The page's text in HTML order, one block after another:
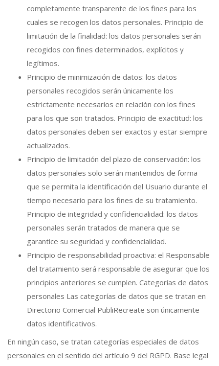
completamente transparente de los fines para los
cuales se recogen los datos personales. Principio de
limitación de la finalidad: los datos personales serán
recogidos con fines determinados, explícitos y
legítimos.
Principio de minimización de datos: los datos
personales recogidos serán únicamente los
estrictamente necesarios en relación con los fines
para los que son tratados. Principio de exactitud: los
datos personales deben ser exactos y estar siempre
actualizados.
Principio de limitación del plazo de conservación: los
datos personales solo serán mantenidos de forma
que se permita la identificación del Usuario durante el
tiempo necesario para los fines de su tratamiento.
Principio de integridad y confidencialidad: los datos
personales serán tratados de manera que se
garantice su seguridad y confidencialidad.
Principio de responsabilidad proactiva: el Responsable
del tratamiento será responsable de asegurar que los
principios anteriores se cumplen. Categorías de datos
personales Las categorías de datos que se tratan en
Directorio Comercial PubliRecreate son únicamente
datos identificativos.
En ningún caso, se tratan categorías especiales de datos
personales en el sentido del artículo 9 del RGPD. Base legal